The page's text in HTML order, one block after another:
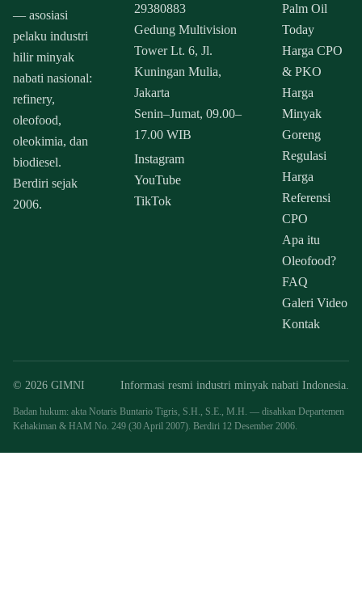
— asosiasi
pelaku industri
hilir minyak
nabati nasional:
refinery,
oleofood,
oleokimia, dan
biodiesel.
Berdiri sejak
2006.
29380883
Gedung Multivision
Tower Lt. 6, Jl.
Kuningan Mulia,
Jakarta
Senin–Jumat, 09.00–
17.00 WIB
Instagram
YouTube
TikTok
Palm Oil
Today
Harga CPO
& PKO
Harga
Minyak
Goreng
Regulasi
Harga
Referensi
CPO
Apa itu
Oleofood?
FAQ
Galeri Video
Kontak
© 2026 GIMNI Informasi resmi industri minyak nabati Indonesia.
Badan hukum: akta Notaris Buntario Tigris, S.H., S.E., M.H. — disahkan Departemen
Kehakiman & HAM No. 249 (30 April 2007). Berdiri 12 Desember 2006.